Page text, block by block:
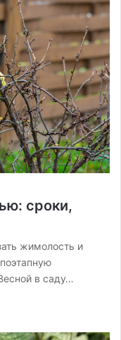
сроки,
жимолость и
в саду…